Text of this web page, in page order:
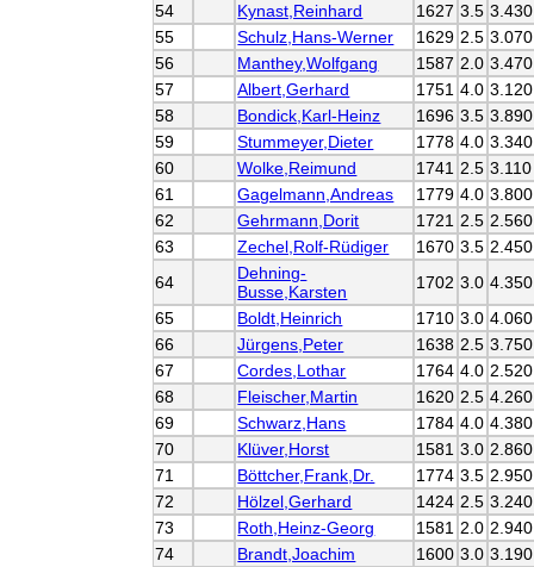
54
Kynast,Reinhard 1627 3.5 3.430
55
Schulz,Hans-Werner 1629 2.5 3.070
56
Manthey,Wolfgang 1587 2.0 3.470
57
Albert,Gerhard 1751 4.0 3.120
58
Bondick,Karl-Heinz 1696 3.5 3.890
59
Stummeyer,Dieter 1778 4.0 3.340
60
Wolke,Reimund 1741 2.5 3.110
61
Gagelmann,Andreas 1779 4.0 3.800
62
Gehrmann,Dorit 1721 2.5 2.560
63
Zechel,Rolf-Rüdiger 1670 3.5 2.450
64
Dehning-
Busse,Karsten
1702 3.0 4.350
65
Boldt,Heinrich 1710 3.0 4.060
66
Jürgens,Peter 1638 2.5 3.750
67
Cordes,Lothar 1764 4.0 2.520
68
Fleischer,Martin 1620 2.5 4.260
69
Schwarz,Hans 1784 4.0 4.380
70
Klüver,Horst 1581 3.0 2.860
71
Böttcher,Frank,Dr. 1774 3.5 2.950
72
Hölzel,Gerhard 1424 2.5 3.240
73
Roth,Heinz-Georg 1581 2.0 2.940
74
Brandt,Joachim 1600 3.0 3.190